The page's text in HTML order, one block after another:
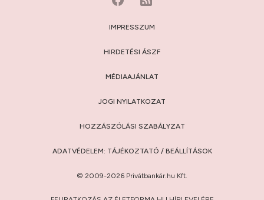
IMPRESSZUM
HIRDETÉSI ÁSZF
MÉDIAAJÁNLAT
JOGI NYILATKOZAT
HOZZÁSZÓLÁSI SZABÁLYZAT
ADATVÉDELEM: TÁJÉKOZTATÓ / BEÁLLÍTÁSOK
© 2009-2026 Privátbankár.hu Kft.